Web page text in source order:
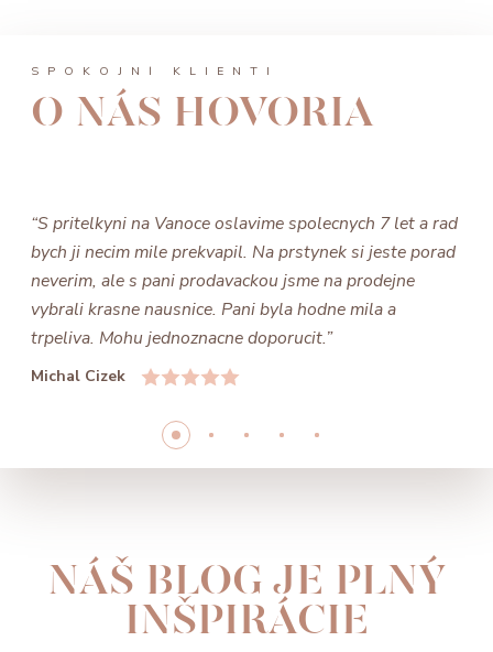
SPOKOJNÍ KLIENTI
O NÁS HOVORIA
“S pritelkyni na Vanoce oslavime spolecnych 7 let a rad
bych ji necim mile prekvapil. Na prstynek si jeste porad
neverim, ale s pani prodavackou jsme na prodejne
vybrali krasne nausnice. Pani byla hodne mila a
trpeliva. Mohu jednoznacne doporucit.”
Michal Cizek
NÁŠ BLOG JE PLNÝ
INŠPIRÁCIE